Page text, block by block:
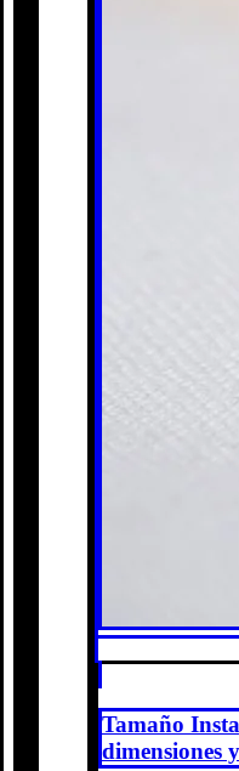
Tamaño
dimensiones